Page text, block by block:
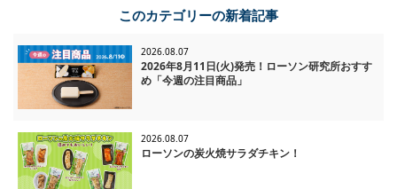
このカテゴリーの新着記事
2026.08.07
2026年8月11日(火)発売！ローソン研究所おすす
め「今週の注目商品」
2026.08.07
ローソンの炭火焼サラダチキン！